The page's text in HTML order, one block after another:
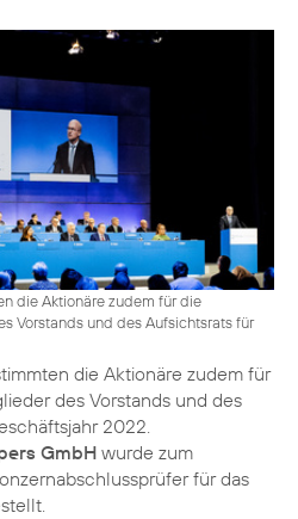
die Aktionäre zudem für die
Vorstands und des Aufsichtsrats für
die Aktionäre zudem für
des Vorstands und des
2022.
GmbH wurde zum
für das